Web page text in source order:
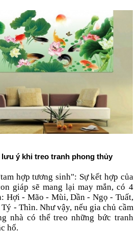
ý khi treo tranh phong thủy
hợp tương sinh": Sự kết hợp của
giáp sẽ mang lại may mắn, có 4
Hợi - Mão - Mùi, Dần - Ngọ - Tuất,
- Thìn. Như vậy, nếu gia chủ cầm
nhà có thể treo những bức tranh
hổ.